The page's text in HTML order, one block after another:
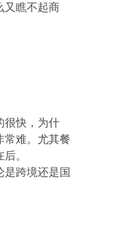
又瞧不起商
很快，为什
常难。尤其餐
。
跨境还是国